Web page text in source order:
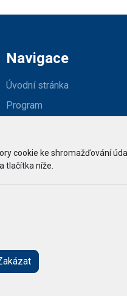
cookie ke shromažďování
tlačítka níže.
Navigace
Úvodní stránka
Program
Kontakt